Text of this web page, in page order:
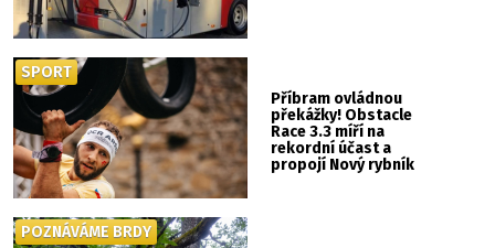
Příbram ovládnou
překážky! Obstacle
Race 3.3 míří na
rekordní účast a
propojí Nový rybník
SPORT
POZNÁVÁME BRDY